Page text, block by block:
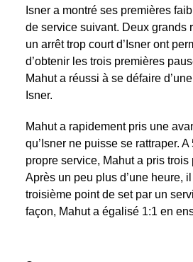
Isner a montré ses premières
de service suivant. Deux grands
un arrêt trop court d’Isner ont
d’obtenir les trois premières
Mahut a réussi à se défaire
Isner.
Mahut a rapidement pris une
qu’Isner ne puisse se rattraper.
propre service, Mahut a pris
Après un peu plus d’une heure,
troisième point de set par un
façon, Mahut a égalisé 1:1 en